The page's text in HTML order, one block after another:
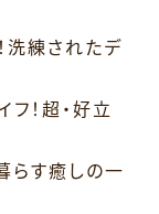
洗練されたデ
！超・好立
らす癒しの一